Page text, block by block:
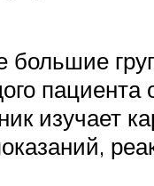
большие
пациента
изучает